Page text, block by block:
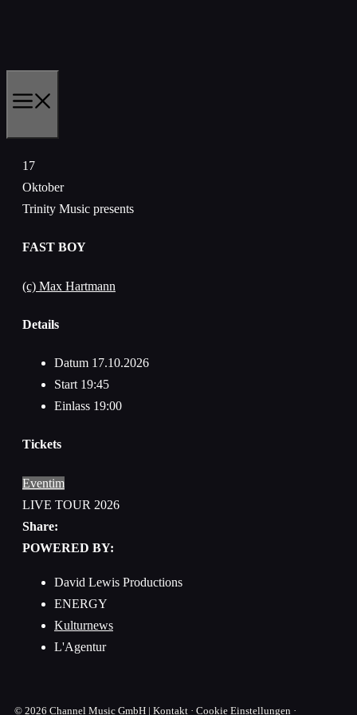
17
Oktober
Trinity Music presents
FAST BOY
(c) Max Hartmann
Details
Datum 17.10.2026
Start 19:45
Einlass 19:00
Tickets
Eventim
LIVE TOUR 2026
Share:
POWERED BY:
David Lewis Productions
ENERGY
Kulturnews
L'Agentur
© 2026 Channel Music GmbH | Kontakt · Cookie Einstellungen ·